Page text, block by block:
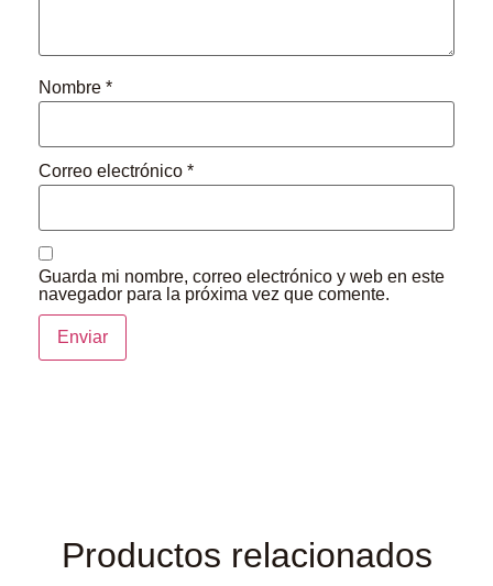
Nombre *
Correo electrónico *
Guarda mi nombre, correo electrónico y web en este
navegador para la próxima vez que comente.
Productos relacionados